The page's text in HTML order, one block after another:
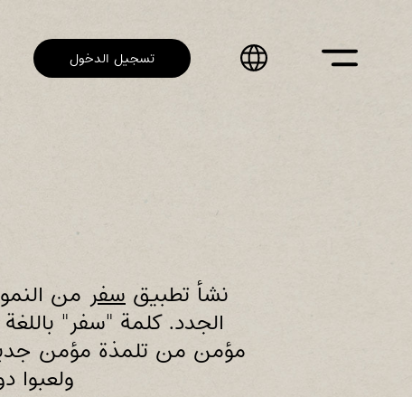
تسجيل الدخول
نشأ تطبيق سفر من
الجدد. كلمة "سفر"
مؤمن من تلمذة مؤمن
ولعبوا